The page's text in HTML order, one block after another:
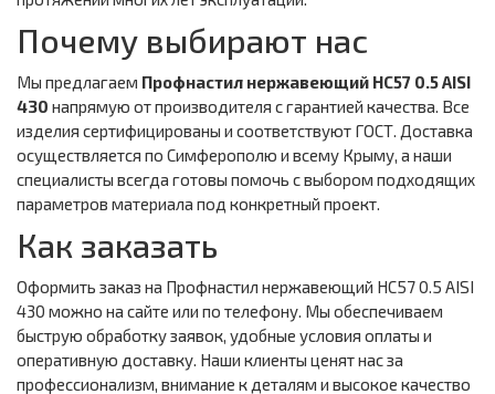
Почему выбирают нас
Мы предлагаем Профнастил нержавеющий НС57 0.5 AISI
430 напрямую от производителя с гарантией качества. Все
изделия сертифицированы и соответствуют ГОСТ. Доставка
осуществляется по Симферополю и всему Крыму, а наши
специалисты всегда готовы помочь с выбором подходящих
параметров материала под конкретный проект.
Как заказать
Оформить заказ на Профнастил нержавеющий НС57 0.5 AISI
430 можно на сайте или по телефону. Мы обеспечиваем
быструю обработку заявок, удобные условия оплаты и
оперативную доставку. Наши клиенты ценят нас за
профессионализм, внимание к деталям и высокое качество